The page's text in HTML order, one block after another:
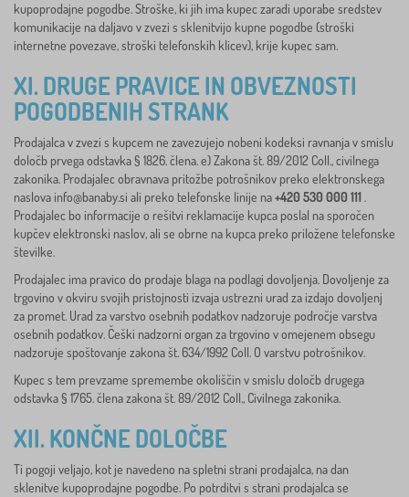
kupoprodajne pogodbe. Stroške, ki jih ima kupec zaradi uporabe sredstev
komunikacije na daljavo v zvezi s sklenitvijo kupne pogodbe (stroški
internetne povezave, stroški telefonskih klicev), krije kupec sam.
XI. DRUGE PRAVICE IN OBVEZNOSTI
POGODBENIH STRANK
Prodajalca v zvezi s kupcem ne zavezujejo nobeni kodeksi ravnanja v smislu
določb prvega odstavka § 1826. člena. e) Zakona št. 89/2012 Coll., civilnega
zakonika. Prodajalec obravnava pritožbe potrošnikov preko elektronskega
naslovainfo@banaby.si ali preko telefonske linije na+420 530 000 111 .
Prodajalec bo informacije o rešitvi reklamacije kupca poslal na sporočen
kupčev elektronski naslov, ali se obrne na kupca preko priložene telefonske
številke.
Prodajalec ima pravico do prodaje blaga na podlagi dovoljenja. Dovoljenje za
trgovino v okviru svojih pristojnosti izvaja ustrezni urad za izdajo dovoljenj
za promet. Urad za varstvo osebnih podatkov nadzoruje področje varstva
osebnih podatkov. Češki nadzorni organ za trgovino v omejenem obsegu
nadzoruje spoštovanje zakona št. 634/1992 Coll. O varstvu potrošnikov.
Kupec s tem prevzame spremembe okoliščin v smislu določb drugega
odstavka § 1765. člena zakona št. 89/2012 Coll., Civilnega zakonika.
XII. KONČNE DOLOČBE
Ti pogoji veljajo, kot je navedeno na spletni strani prodajalca, na dan
sklenitve kupoprodajne pogodbe. Po potrditvi s strani prodajalca se